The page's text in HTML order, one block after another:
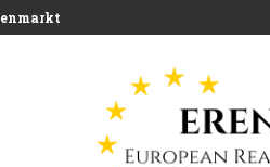
und Entwicklung der